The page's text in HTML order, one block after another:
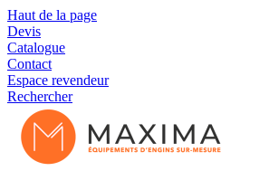
Haut de la page
Devis
Catalogue
Contact
Espace revendeur
Rechercher
Cookies management panel